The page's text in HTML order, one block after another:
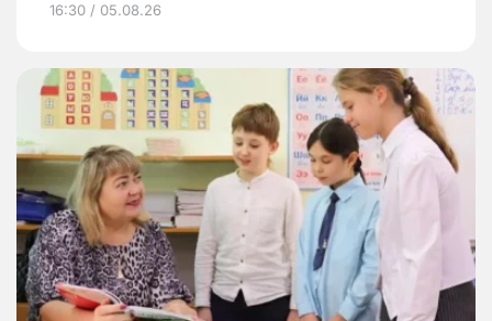
16:30 / 05.08.26